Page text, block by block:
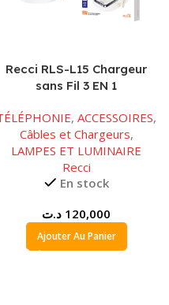
Recci RLS-L15 Chargeur
sans Fil 3 EN 1
,ACCESSOIRES,
Câbles et Chargeurs,
LAMPES ET LUMINAIRE
Recci
En stock
120,000 د.ت
Ajouter Au Panier